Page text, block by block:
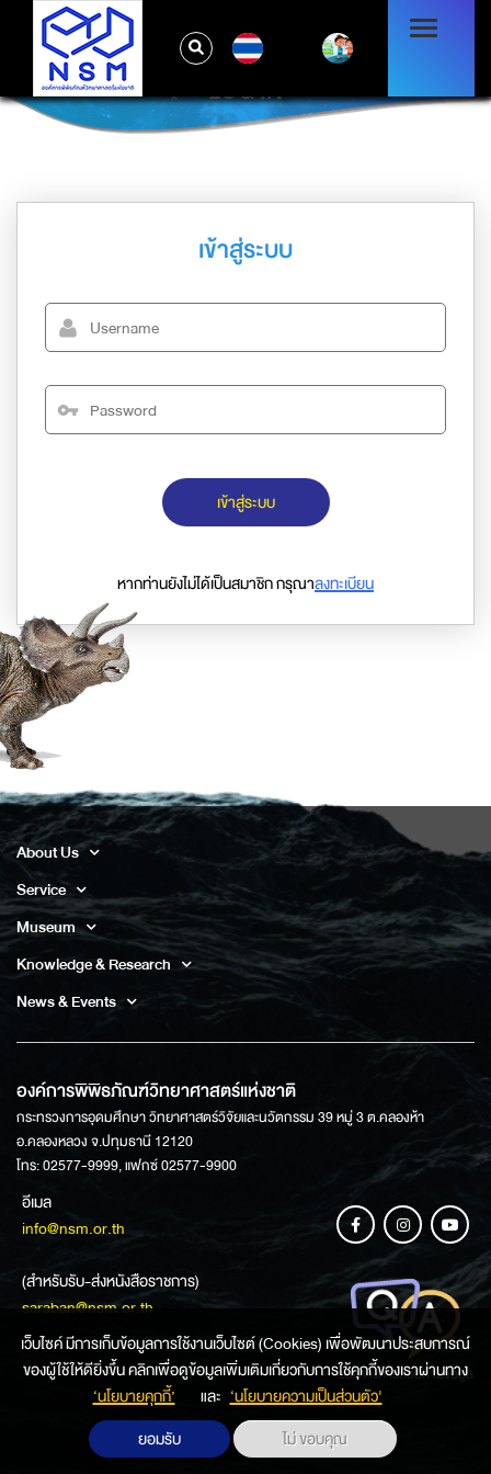
LOG IN
เข้าสู่ระบบ
เข้าสู่ระบบ
หากท่านยังไม่ได้เป็นสมาชิก กรุณาลงทะเบียน
About Us
Service
Museum
Knowledge & Research
News & Events
องค์การพิพิธภัณฑ์วิทยาศาสตร์แห่งชาติ
กระทรวงการอุดมศึกษา วิทยาศาสตร์วิจัยและนวัตกรรม 39 หมู่ 3 ต.คลองห้า
อ.คลองหลวง จ.ปทุมธานี 12120
โทร: 02577-9999, แฟกซ์ 02577-9900
อีเมล
info@nsm.or.th
(สำหรับรับ-ส่งหนังสือราชการ)
saraban@nsm.or.th
ช่องทางการสอบถามข้อมูล
เว็บไซค์ มีการเก็บข้อมูลการใช้งานเว็บไซต์ (Cookies) เพื่อพัฒนาประสบการณ์
ของผู้ใช้ให้ดียิ่งขึ้น คลิกเพื่อดูข้อมูลเพิ่มเติมเกี่ยวกับการใช้คุกกี้ของเราผ่านทาง
‘นโยบายคุกกี้’
และ ‘นโยบายความเป็นส่วนตัว'
ยอมรับ
ไม่ ขอบคุณ